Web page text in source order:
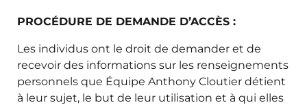
PROCÉDURE DE DEMANDE D’ACCÈS :
Les individus ont le droit de demander et de
recevoir des informations sur les renseignements
personnels que Équipe Anthony Cloutier détient
à leur sujet, le but de leur utilisation et à qui elles